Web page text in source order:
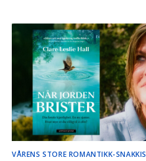
VÅRENS STORE ROMANTIKK-SNAKKIS